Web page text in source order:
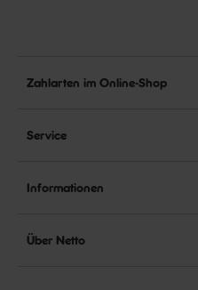
Zahlarten im Online-Shop
Service
Informationen
Über Netto